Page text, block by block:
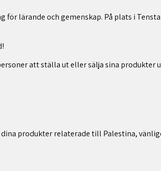
lärande och gemenskap. På plats i
att ställa ut eller sälja sina produkter
produkter relaterade till Palestina,